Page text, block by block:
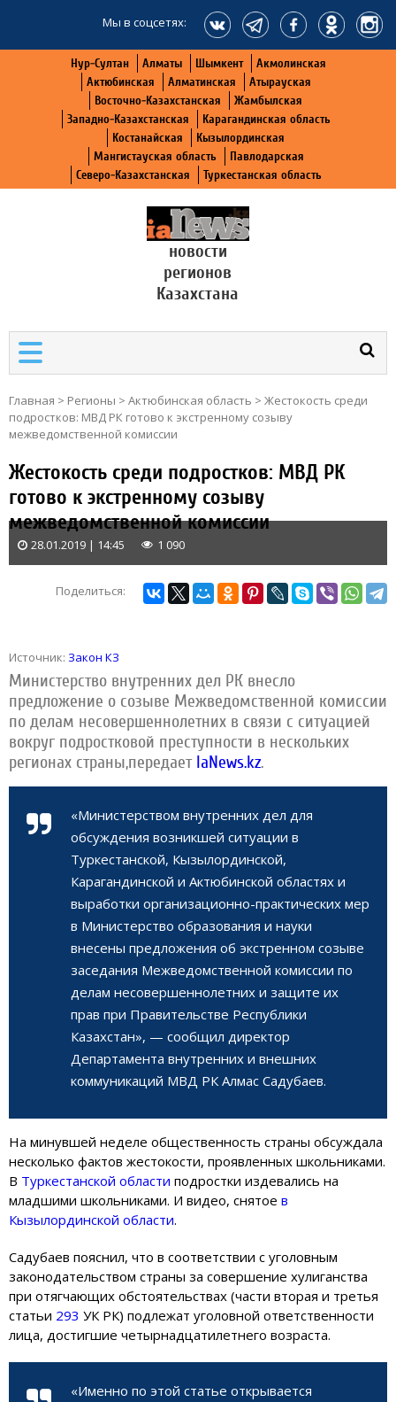
Мы в соцсетях:
Нур-Султан Алматы Шымкент
Акмолинская
Актюбинская
Алматинская
Атырауская
Восточно-Казахстанская
Жамбылская
Западно-Казахстанская
Карагандинская область
Костанайская
Кызылординская
Мангистауская область
Павлодарская
Северо-Казахстанская
Туркестанская область
новости
регионов
Казахстана
Главная > Регионы > Актюбинская область > Жестокость среди
подростков: МВД РК готово к экстренному созыву
межведомственной комиссии
Жестокость среди подростков: МВД РК
готово к экстренному созыву
межведомственной комиссии
28.01.2019 | 14:45 1 090
Поделиться:
Источник: Закон КЗ
Министерство внутренних дел РК внесло
предложение о созыве Межведомственной комиссии
по делам несовершеннолетних в связи с ситуацией
вокруг подростковой преступности в нескольких
регионах страны,передаетIaNews.kz.
«Министерством внутренних дел для
обсуждения возникшей ситуации в
Туркестанской, Кызылординской,
Карагандинской и Актюбинской областях и
выработки организационно-практических мер
в Министерство образования и науки
внесены предложения об экстренном созыве
заседания Межведомственной комиссии по
делам несовершеннолетних и защите их
прав при Правительстве Республики
Казахстан», — сообщил директор
Департамента внутренних и внешних
коммуникаций МВД РК Алмас Садубаев.
На минувшей неделе общественность страны обсуждала
несколько фактов жестокости, проявленных школьниками.
В Туркестанской области подростки издевались на
младшими школьниками. И видео, снятое в
Кызылординской области.
Садубаев пояснил, что в соответствии с уголовным
законодательством страны за совершение хулиганства
при отягчающих обстоятельствах (части вторая и третья
статьи 293 УК РК) подлежат уголовной ответственности
лица, достигшие четырнадцатилетнего возраста.
«Именно по этой статье открывается